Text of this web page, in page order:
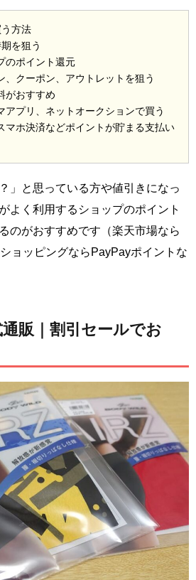
方法
を狙う
のポイント還元
、クーポン、アウトレットを狙う
がおすすめ
アプリ、ネットオークションで買う
マホ決済などポイントが貯まる支払い
」と思っている方や値引きになっ
よく利用するショップのポイント
のがおすすめです（楽天市場なら
ョッピングならPayPayポイントな
販｜割引セールでお